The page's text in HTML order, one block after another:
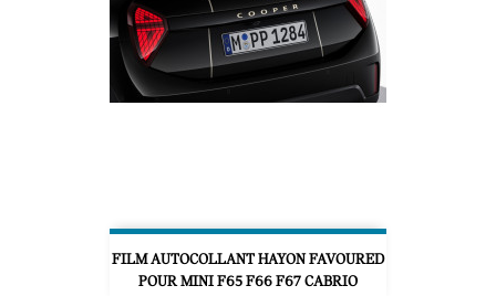
FILM AUTOCOLLANT HAYON FAVOURED
POUR MINI F65 F66 F67 CABRIO